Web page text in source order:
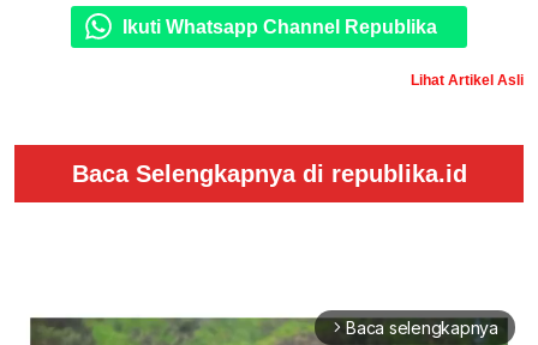
Ikuti Whatsapp Channel Republika
Lihat Artikel Asli
Baca Selengkapnya di republika.id
arrow_forward_ios Baca selengkapnya